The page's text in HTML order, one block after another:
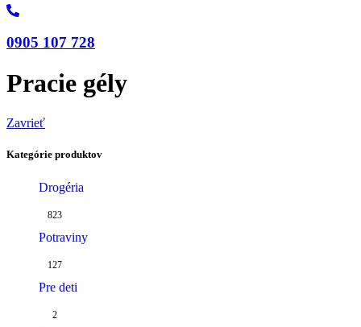
0905 107 728
Pracie gély
Zavrieť
Kategórie produktov
Drogéria
823
Potraviny
127
Pre deti
2